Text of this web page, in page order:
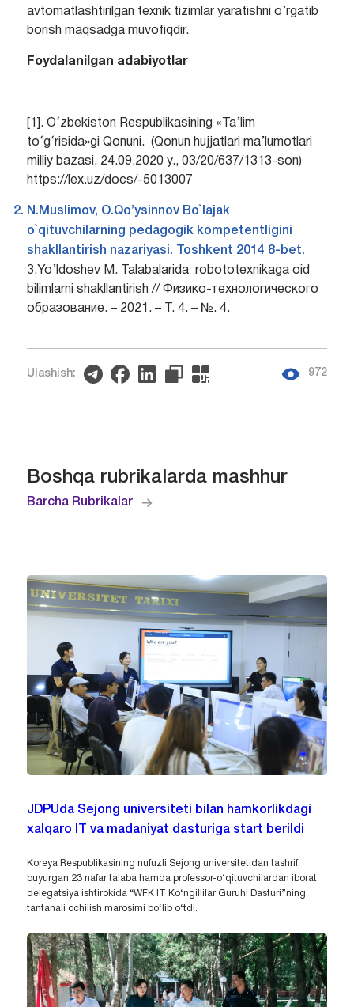
avtomatlashtirilgan texnik tizimlar yaratishni o’rgatib
borish maqsadga muvofiqdir.
Foydalanilgan adabiyotlar
[1]. O‘zbekiston Respublikasining «Ta’lim
to‘g‘risida»gi Qonuni. (Qonun hujjatlari ma’lumotlari
milliy bazasi, 24.09.2020 y., 03/20/637/1313-son)
https://lex.uz/docs/-5013007
N.Muslimov, O.Qo’ysinnov Bo`lajak
o`qituvchilarning pedagogik kompetentligini
shakllantirish nazariyasi. Toshkent 2014 8-bet.
3.Yo’ldoshev M. Talabalarida robototexnikaga oid
bilimlarni shakllantirish // Физико-технологического
образование. – 2021. – Т. 4. – №. 4.
Ulashish: 972
Boshqa rubrikalarda mashhur
Barcha Rubrikalar
JDPUda Sejong universiteti bilan hamkorlikdagi
xalqaro IT va madaniyat dasturiga start berildi
Koreya Respublikasining nufuzli Sejong universitetidan tashrif
buyurgan 23 nafar talaba hamda professor-o‘qituvchilardan iborat
delegatsiya ishtirokida “WFK IT Ko‘ngillilar Guruhi Dasturi”ning
tantanali ochilish marosimi bo‘lib o‘tdi.